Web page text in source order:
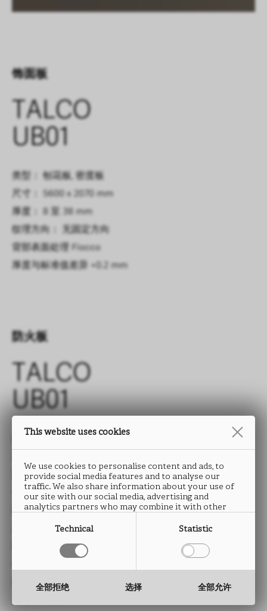
饰面板
TALCO
UB01
类型： 刨花板, 密度板
尺寸： 5600 x 2070 mm
厚度： 8 至 38 mm
纹理方向： 无固定方向
背部表面处理
Fiocco
厚度与标准值差异
+0.2 mm
防火板
TALCO
UB01
厚度： 0.6 mm, 0.8 mm
类型： CPL连续层压板
尺寸： 1300 mm
厚度： 0.2 至 0.4 mm
类型： 超柔连续层压板
This website uses cookies
We use cookies to personalise content and ads, to
provide social media features and to analyse our
traffic. We also share information about your use of
our site with our social media, advertising and
analytics partners who may combine it with other
they have collected from your use of their services.
Technical Statistic
全部拒绝 选择 全部允许